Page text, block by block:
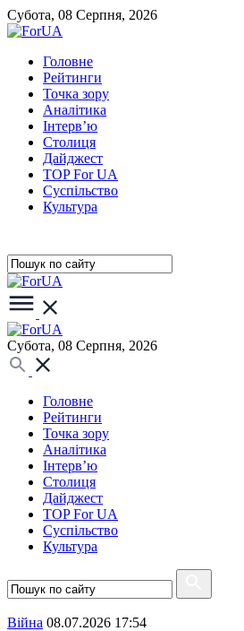
Субота, 08 Серпня, 2026
Головне
Рейтинги
Точка зору
Аналітика
Інтерв’ю
Столиця
Дайджест
TOP For UA
Суспiльство
Культура
Субота, 08 Серпня, 2026
Головне
Рейтинги
Точка зору
Аналітика
Інтерв’ю
Столиця
Дайджест
TOP For UA
Суспiльство
Культура
Війна 08.07.2026 17:54